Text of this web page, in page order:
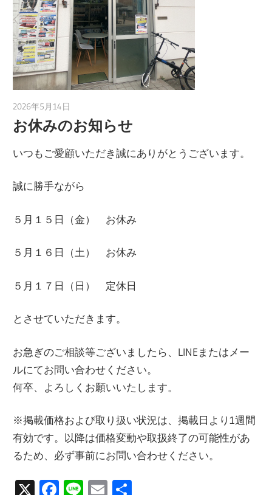
2026年5月14日
お休みのお知らせ
いつもご愛顧いただき誠にありがとうございます。
誠に勝手ながら
５月１５日（金） お休み
５月１６日（土） お休み
５月１７日（日） 定休日
とさせていただきます。
お急ぎのご相談等ございましたら、LINEまたはメー
ルにてお問い合わせください。
何卒、よろしくお願いいたします。
※掲載価格および取り扱い状況は、掲載日より1週間
有効です。以降は価格変動や取扱終了の可能性があ
るため、必ず事前にお問い合わせください。
X Facebook
LineEmail